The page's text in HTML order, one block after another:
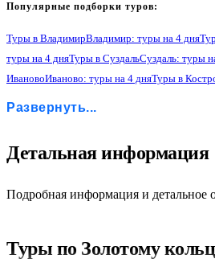
Популярные подборки туров:
Туры в ВладимирВладимир: туры на 4 дня
туры на 4 дняТуры в СуздальСуздаль: туры
ИвановоИваново: туры на 4 дняТуры в
Ростов Великий: туры на 4 дня
Сергиев Посад: туры на 4 дня
Александров: туры на 4 дня
Развернуть...
Детальная информация
Подробная информация и детальное
Туры по Золотому